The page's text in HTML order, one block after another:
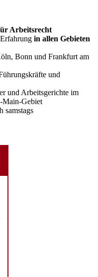
Arbeitsrecht
in allen Gebieten
Bonn und Frankfurt am
und
und Arbeitsgerichte im
Main-Gebiet
samstags